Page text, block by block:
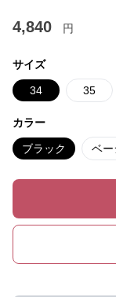
4,840 円
サイズ
34 35
カラー
ブラック ベー